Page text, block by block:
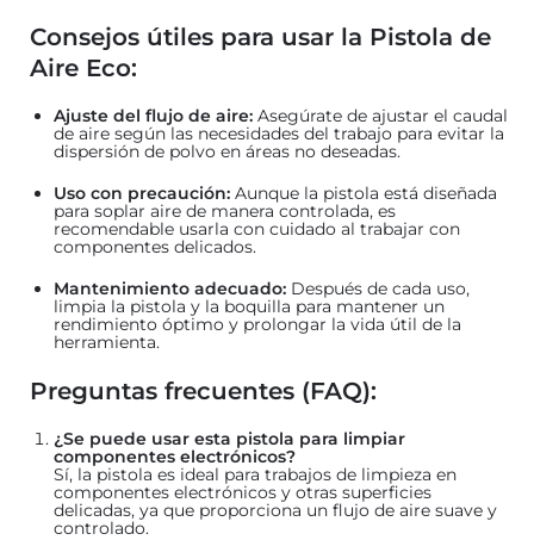
Consejos útiles para usar la Pistola de
Aire Eco:
Ajuste del flujo de aire: Asegúrate de ajustar el caudal
de aire según las necesidades del trabajo para evitar la
dispersión de polvo en áreas no deseadas.
Uso con precaución: Aunque la pistola está diseñada
para soplar aire de manera controlada, es
recomendable usarla con cuidado al trabajar con
componentes delicados.
Mantenimiento adecuado: Después de cada uso,
limpia la pistola y la boquilla para mantener un
rendimiento óptimo y prolongar la vida útil de la
herramienta.
Preguntas frecuentes (FAQ):
¿Se puede usar esta pistola para limpiar
componentes electrónicos?
Sí, la pistola es ideal para trabajos de limpieza en
componentes electrónicos y otras superficies
delicadas, ya que proporciona un flujo de aire suave y
controlado.